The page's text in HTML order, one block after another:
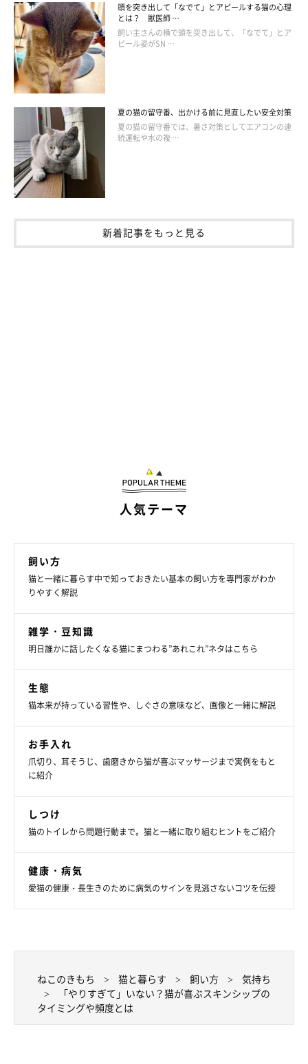
キンシップを取るのが良いわけではありません。最適なタイミン
グは、猫がリラックスしているとき。
愛猫を良く観察して、リラックスしているタイミングを見計らっ
てください。そのうえで、そっとなでてあげましょう！触れるこ
とで愛情を伝えるだけでなく、体の表面に表れる異変にも気づけ
ますので、点検も兼ねてぜひ一日に一回はスキンシップを。体を
触らせるのが苦手な猫の場合は、そばで優しく声をかけてあげる
だけでもOKです。
うのはダメ！
猫の食事や排泄、睡眠を妨げるようなかまい方はNGです。たと
えば愛猫が食事をしてる最中、「おいしい？」となでている飼い
主さん。猫にストレスを与える原因になるので控えましょう。ま
た、排泄時に凝視するのもやめてあげてください。猫も緊張して
ストレスを感じてしまいます。
頭を突き出して「なでて」とアピールする猫の心理
とは？ 獣医師 …
飼い主さんの横で頭を突き出して、「なでて」とア
ピール姿がSN …
夏の猫の留守番、出かける前に見直したい安全対策
夏の猫の留守番では、暑さ対策としてエアコンの連
続運転や水の複 …
新着記事をもっと見る
人気テーマ
飼い方
猫と一緒に暮らす中で知っておきたい基本の飼い方を専門家がわか
りやすく解説
雑学・豆知識
明日誰かに話したくなる猫にまつわる”あれこれ”ネタはこちら
生態
猫本来が持っている習性や、しぐさの意味など、画像と一緒に解説
お手入れ
爪切り、耳そうじ、歯磨きから猫が喜ぶマッサージまで実例をもと
に紹介
しつけ
猫のトイレから問題行動まで。猫と一緒に取り組むヒントをご紹介
健康・病気
愛猫の健康・長生きのために病気のサインを見逃さないコツを伝授
ねこのきもち 猫と暮らす 飼い方
気持ち
「やりすぎて」いない？猫が喜ぶスキンシップの
タイミングや頻度とは